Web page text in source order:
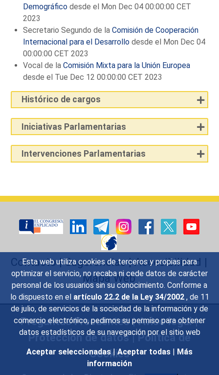
Esta web utiliza cookies de terceros y propias para
optimizar el servicio, no recaba ni cede datos de carácter
personal de los usuarios sin su conocimiento. Conforme a
lo dispuesto en el artículo 22.2 de la Ley 34/2002 , de 11
de julio, de servicios de la sociedad de la información y de
comercio electrónico, pedimos su permiso para obtener
datos estadísticos de su navegación por el sitio web
Aceptar seleccionadas | Aceptar todas | Más
información
Demográfico desde el Mon Dec 04 00:00:00 CET
2023
Secretario Segundo de laComisión de Cooperación
Internacional para el Desarrollo desde el Mon Dec 04
00:00:00 CET 2023
Vocal de laComisión Mixta para la Unión Europea
desde el Tue Dec 12 00:00:00 CET 2023
Histórico de cargos
Iniciativas Parlamentarias
Intervenciones Parlamentarias
Contacto|Sugerencias|Accesibilidad |
Mapa Web
Preguntas Frecuentes|Aviso legal|
Protección de datos|Política de
Cookies